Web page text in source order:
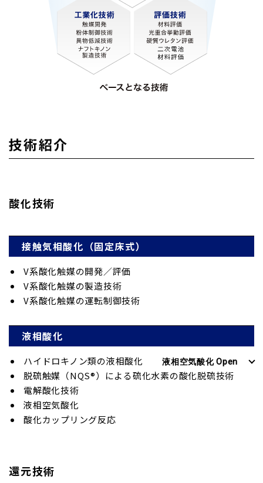
技術紹介
酸化技術
接触気相酸化（固定床式）
V系酸化触媒の開発／評価
V系酸化触媒の製造技術
V系酸化触媒の運転制御技術
液相酸化
ハイドロキノン類の液相酸化
脱硫触媒（NQS®）による硫化水素の酸化脱硫技術
電解酸化技術
液相空気酸化
酸化カップリング反応
還元技術